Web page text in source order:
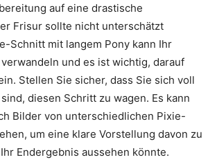
auf eine drastische
Frisur sollte nicht unterschätzt
Schnitt mit langem Pony kann Ihr
und es ist wichtig, darauf
Stellen Sie sicher, dass Sie sich voll
diesen Schritt zu wagen. Es kann
Bilder von unterschiedlichen Pixie-
um eine klare Vorstellung davon zu
Endergebnis aussehen könnte.